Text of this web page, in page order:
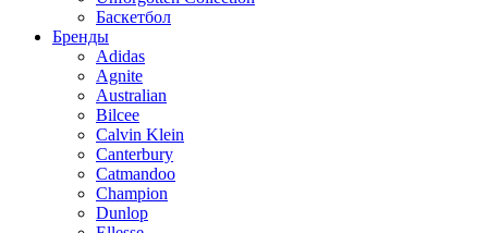
Баскетбол
Бренды
Adidas
Agnite
Australian
Bilcee
Calvin Klein
Canterbury
Catmandoo
Champion
Dunlop